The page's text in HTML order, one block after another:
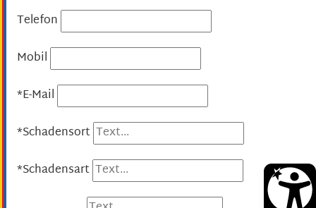
Telefon
Mobil
*E-Mail
*Schadensort
*Schadensart